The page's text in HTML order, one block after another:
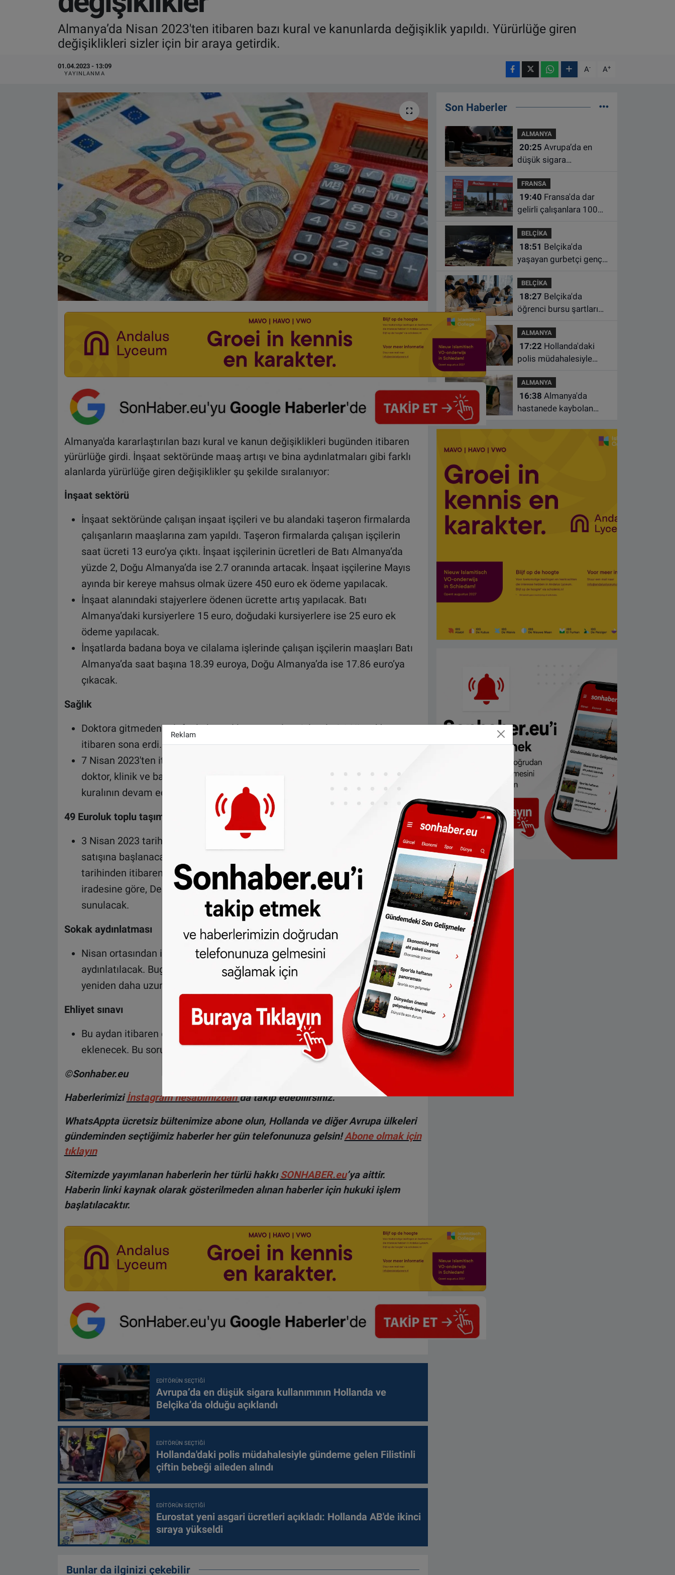
Almanya’da Nisan 2023'ten itibaren bazı kural ve kanunlarda değişiklik yapıldı. Yürürlüğe giren
değişiklikleri sizler için bir araya getirdik.
01.04.2023 - 13:09
YAYINLANMA A- A+
Almanya'da kararlaştırılan bazı kural ve kanun değişiklikleri bugünden itibaren
yürürlüğe girdi. İnşaat sektöründe maaş artışı ve bina aydınlatmaları gibi farklı
alanlarda yürürlüğe giren değişiklikler şu şekilde sıralanıyor:
İnşaat sektörü
İnşaat sektöründe çalışan inşaat işçileri ve bu alandaki taşeron firmalarda
çalışanların maaşlarına zam yapıldı. Taşeron firmalarda çalışan işçilerin
saat ücreti 13 euro’ya çıktı. İnşaat işçilerinin ücretleri de Batı Almanya’da
yüzde 2, Doğu Almanya’da ise 2.7 oranında artacak. İnşaat işçilerine Mayıs
ayında bir kereye mahsus olmak üzere 450 euro ek ödeme yapılacak.
İnşaat alanındaki stajyerlere ödenen ücrette artış yapılacak. Batı
Almanya’daki kursiyerlere 15 euro, doğudaki kursiyerlere ise 25 euro ek
ödeme yapılacak.
İnşatlarda badana boya ve cilalama işlerinde çalışan işçilerin maaşları Batı
Almanya’da saat başına 18.39 euroya, Doğu Almanya’da ise 17.86 euro’ya
çıkacak.
Sağlık
Doktora gitmeden telefonla hastalık raporu alma işlemleri 1 Nisan’dan
itibaren sona erdi.
7 Nisan 2023'ten itibaren korona ile ilgili tüm tedbirler kaldırıldı. Şu anda
doktor, klinik ve bakımevlerinde zorunlu olan ziyaretçilerin maske takması
kuralının devam edip etmeyeceğine gelecek hafta belli olacak.
49 Euroluk toplu taşıma bileti
3 Nisan 2023 tarihinden itibaren 49 euroluk toplu taşıma biletlerinin ön
satışına başlanacak. Almanya çapında geçerli olacak biletler 1 Mayıs 2023
tarihinden itibaren geçerli olacak. Federal ve eyalet hükümetlerinin
iradesine göre, Deutschlandticket dijital olarak ve aylık abonelik olarak
sunulacak.
Sokak aydınlatması
Nisan ortasından itibaren binalar, heykeller, çeşmeler vb. yeniden
aydınlatılacak. Bugünden itibaren ülke çapındaki çoğu sokak lambasının
yeniden daha uzun süre yanmasına izin verilmesi planlanıyor.
Ehliyet sınavı
Bu aydan itibaren ehliyet sınavının teori kısmındaki sorulara 44 yeni soru
eklenecek. Bu soruların sadece 23’ü B sürücü ehliyeti kategorisinde olacak.
©Sonhaber.eu
Haberlerimiziİnstagram hesabımızdan da takip edebilirsiniz.
WhatsAppta ücretsiz bültenimize abone olun, Hollanda ve diğer Avrupa ülkeleri
gündeminden seçtiğimiz haberler her gün telefonunuza gelsin! Abone olmak için
tıklayın
Sitemizde yayımlanan haberlerin her türlü hakkıSONHABER.eu’ya aittir.
Haberin linki kaynak olarak gösterilmeden alınan haberler için hukuki işlem
başlatılacaktır.
EDITÖRÜN SEÇTIĞI
Avrupa’da en düşük sigara kullanımının Hollanda ve
Belçika’da olduğu açıklandı
EDITÖRÜN SEÇTIĞI
Hollanda'daki polis müdahalesiyle gündeme gelen Filistinli
çiftin bebeği aileden alındı
EDITÖRÜN SEÇTIĞI
Eurostat yeni asgari ücretleri açıkladı: Hollanda AB'de ikinci
sıraya yükseldi
Bunlar da ilginizi çekebilir
Son Haberler
ALMANYA
20:25
düşük sigara
Belçika’da olduğu
açıklandı
FRANSA
19:40
gelirli çalışanlara 100
süre uzatıldı
BELÇİKA
18:51
yaşayan gurbetçi genç
kazada hayatını kaybetti
BELÇİKA
18:27
öğrenci bursu şartları
ders almayan burs
alamayacak
ALMANYA
17:22
polis müdahalesiyle
çiftin bebeği aileden
alındı
ALMANYA
16:38
hastanede kaybolan
ALGEMENE VOORWAARDEN
CONTACT
Çerez Politikası
Reklam